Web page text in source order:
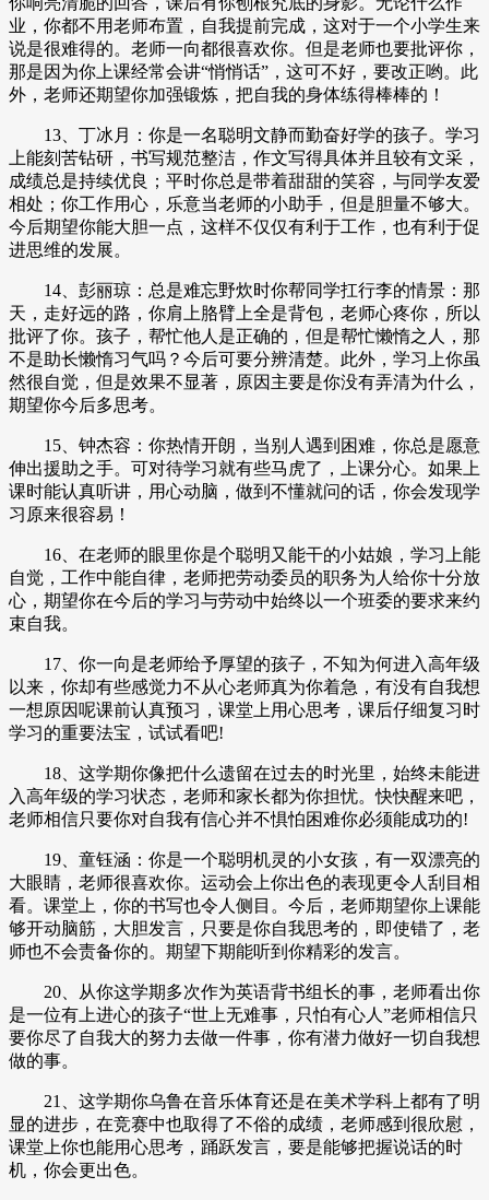
业，你都不用老师布置，自我提前完成，这对于一个小学生来
说是很难得的。老师一向都很喜欢你。但是老师也要批评你，
那是因为你上课经常会讲“悄悄话”，这可不好，要改正哟。此
外，老师还期望你加强锻炼，把自我的身体练得棒棒的！
13、丁冰月：你是一名聪明文静而勤奋好学的孩子。学习
上能刻苦钻研，书写规范整洁，作文写得具体并且较有文采，
成绩总是持续优良；平时你总是带着甜甜的笑容，与同学友爱
相处；你工作用心，乐意当老师的小助手，但是胆量不够大。
今后期望你能大胆一点，这样不仅仅有利于工作，也有利于促
进思维的发展。
14、彭丽琼：总是难忘野炊时你帮同学扛行李的情景：那
天，走好远的路，你肩上胳臂上全是背包，老师心疼你，所以
批评了你。孩子，帮忙他人是正确的，但是帮忙懒惰之人，那
不是助长懒惰习气吗？今后可要分辨清楚。此外，学习上你虽
然很自觉，但是效果不显著，原因主要是你没有弄清为什么，
期望你今后多思考。
15、钟杰容：你热情开朗，当别人遇到困难，你总是愿意
伸出援助之手。可对待学习就有些马虎了，上课分心。如果上
课时能认真听讲，用心动脑，做到不懂就问的话，你会发现学
习原来很容易！
16、在老师的眼里你是个聪明又能干的小姑娘，学习上能
自觉，工作中能自律，老师把劳动委员的职务为人给你十分放
心，期望你在今后的学习与劳动中始终以一个班委的要求来约
束自我。
17、你一向是老师给予厚望的孩子，不知为何进入高年级
以来，你却有些感觉力不从心老师真为你着急，有没有自我想
一想原因呢课前认真预习，课堂上用心思考，课后仔细复习时
学习的重要法宝，试试看吧!
18、这学期你像把什么遗留在过去的时光里，始终未能进
入高年级的学习状态，老师和家长都为你担忧。快快醒来吧，
老师相信只要你对自我有信心并不惧怕困难你必须能成功的!
19、童钰涵：你是一个聪明机灵的小女孩，有一双漂亮的
大眼睛，老师很喜欢你。运动会上你出色的表现更令人刮目相
看。课堂上，你的书写也令人侧目。今后，老师期望你上课能
够开动脑筋，大胆发言，只要是你自我思考的，即使错了，老
师也不会责备你的。期望下期能听到你精彩的发言。
20、从你这学期多次作为英语背书组长的事，老师看出你
是一位有上进心的孩子“世上无难事，只怕有心人”老师相信只
要你尽了自我大的努力去做一件事，你有潜力做好一切自我想
做的事。
21、这学期你乌鲁在音乐体育还是在美术学科上都有了明
显的进步，在竞赛中也取得了不俗的成绩，老师感到很欣慰，
课堂上你也能用心思考，踊跃发言，要是能够把握说话的时
机，你会更出色。